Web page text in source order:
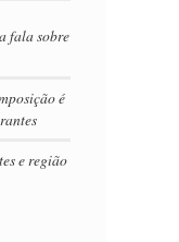
fala sobre
é
e região